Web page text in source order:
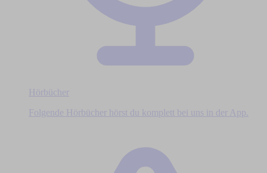
Hörbücher
Folgende Hörbücher hörst du komplett bei uns in der App.